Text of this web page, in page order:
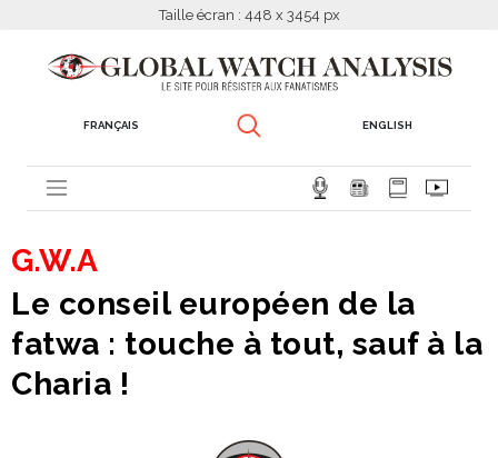
Taille écran : 448 x 3454 px
FRANÇAIS ENGLISH
G.W.A
Le conseil européen de la
fatwa : touche à tout, sauf à la
Charia !